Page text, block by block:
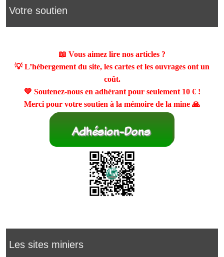
Votre soutien
📖 Vous aimez lire nos articles ?
💡 L’hébergement du site, les cartes et les ouvrages ont un
coût.
💛 Soutenez-nous en adhérant pour seulement 10 €!
Merci pour votre soutien à la mémoire de la mine 🙏
Les sites miniers